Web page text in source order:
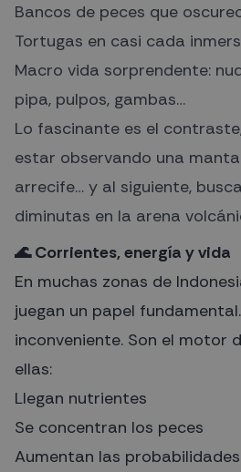
Bancos de peces que
Tortugas en casi cada
Macro vida sorprendente:
pipa, pulpos, gambas…
Lo fascinante es el
estar observando una
arrecife… y al siguiente,
diminutas en la arena
🌊 Corrientes, energía y vida
En muchas zonas de
juegan un papel
inconveniente. Son el motor
ellas:
Llegan nutrientes
Se concentran los peces
Aumentan las